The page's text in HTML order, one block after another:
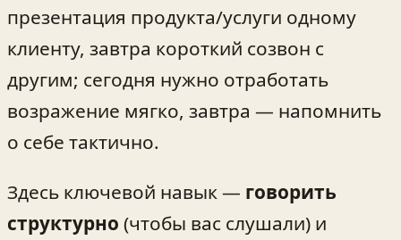
презентация продукта/услуги одному
клиенту, завтра короткий созвон с
другим; сегодня нужно отработать
возражение мягко, завтра — напомнить
о себе тактично.
Здесь ключевой навык — говорить
структурно (чтобы вас слушали) и